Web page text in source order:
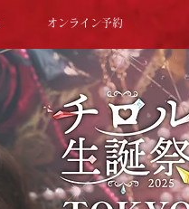
オンライン予約